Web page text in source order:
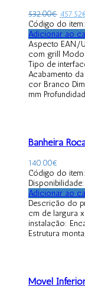
532.00€ 457.52
Código do
Adicionar ao
Aspecto EAN/
com grill Modo
Tipo de
Acabamento
cor Branco
mm
Banheira
140.00€
Código do
Disponibilidade:
Adicionar ao
Descrição do
cm de largura
instalação:
Estrutura
Móvel